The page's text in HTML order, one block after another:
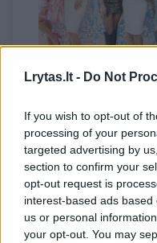
Lrytas.lt - Do Not
If you wish to opt-out of
processing of your
targeted advertising by
section to confirm your
opt-out request is
interest-based ads
us or personal
your opt-out. You may
popietėje –
kaunietės:
besilaukianti G.
Grygolaitytė-